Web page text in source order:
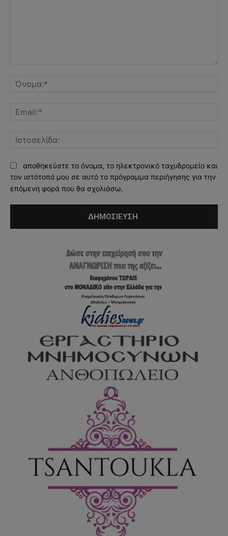
αποθηκεύστε το όνομα, το ηλεκτρονικό ταχυδρομείο και
τον ιστότοπό μου σε αυτό το πρόγραμμα περιήγησης για την
επόμενη φορά που θα σχολιάσω.